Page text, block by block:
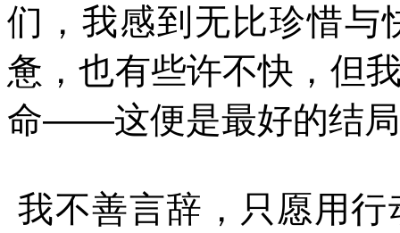
们，我感到无比珍惜与
惫，也有些许不快，但
命——这便是最好的结
我不善言辞，只愿用